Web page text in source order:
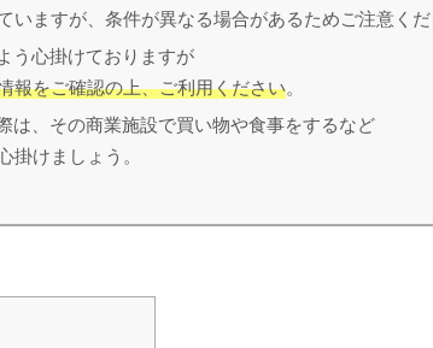
すが、条件が異なる場合があるためご注意くだ
う心掛けておりますが
報をご確認の上、ご利用ください。
、その商業施設で買い物や食事をするなど
掛けましょう。